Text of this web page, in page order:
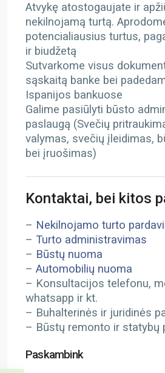
Atvykę atostogaujate ir
nekilnojamą turtą.
potencialiausius turtus,
ir biudžetą
Sutvarkome visus
sąskaitą banke bei
Ispanijos bankuose
Galime pasiūlyti būsto
paslaugą (Svečių
valymas, svečių įleidimas,
bei įruošimas)
Kontaktai, bei kitos
– Nekilnojamo turto
– Turto administravimas
– Būstų nuoma
– Automobilių nuoma
– Konsultacijos telefonu,
whatsapp ir kt.
– Buhalterinės ir juridinės
– Būstų remonto ir statybų
Paskambink